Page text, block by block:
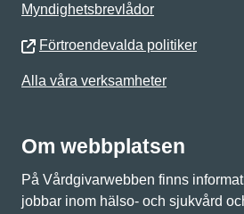
Myndighetsbrevlådor
Förtroendevalda politiker
Alla våra verksamheter
Om webbplatsen
På Vårdgivarwebben finns
jobbar inom hälso- och sjukvård